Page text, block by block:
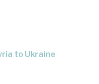
to Ukraine